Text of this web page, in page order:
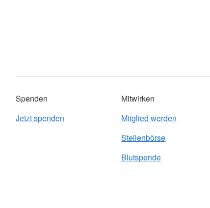
Spenden
Jetzt spenden
Mitwirken
Mitglied werden
Stellenbörse
Blutspende